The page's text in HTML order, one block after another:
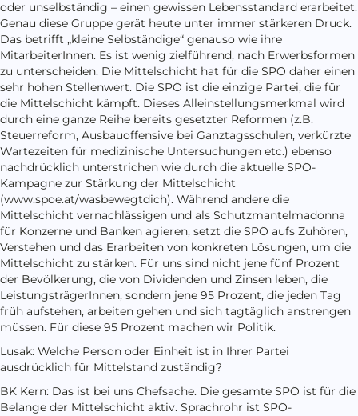
oder unselbständig – einen gewissen Lebensstandard erarbeitet.
Genau diese Gruppe gerät heute unter immer stärkeren Druck.
Das betrifft „kleine Selbständige“ genauso wie ihre
MitarbeiterInnen. Es ist wenig zielführend, nach Erwerbsformen
zu unterscheiden. Die Mittelschicht hat für die SPÖ daher einen
sehr hohen Stellenwert. Die SPÖ ist die einzige Partei, die für
die Mittelschicht kämpft. Dieses Alleinstellungsmerkmal wird
durch eine ganze Reihe bereits gesetzter Reformen (z.B.
Steuerreform, Ausbauoffensive bei Ganztagsschulen, verkürzte
Wartezeiten für medizinische Untersuchungen etc.) ebenso
nachdrücklich unterstrichen wie durch die aktuelle SPÖ-
Kampagne zur Stärkung der Mittelschicht
(www.spoe.at/wasbewegtdich). Während andere die
Mittelschicht vernachlässigen und als Schutzmantelmadonna
für Konzerne und Banken agieren, setzt die SPÖ aufs Zuhören,
Verstehen und das Erarbeiten von konkreten Lösungen, um die
Mittelschicht zu stärken. Für uns sind nicht jene fünf Prozent
der Bevölkerung, die von Dividenden und Zinsen leben, die
LeistungsträgerInnen, sondern jene 95 Prozent, die jeden Tag
früh aufstehen, arbeiten gehen und sich tagtäglich anstrengen
müssen. Für diese 95 Prozent machen wir Politik.
Lusak: Welche Person oder Einheit ist in Ihrer Partei
ausdrücklich für Mittelstand zuständig?
BK Kern: Das ist bei uns Chefsache. Die gesamte SPÖ ist für die
Belange der Mittelschicht aktiv. Sprachrohr ist SPÖ-